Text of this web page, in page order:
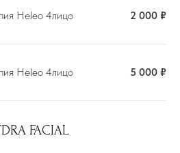
Heleo 4лицо
2 000 ₽
Heleo 4лицо
5 000 ₽
FACIAL
как